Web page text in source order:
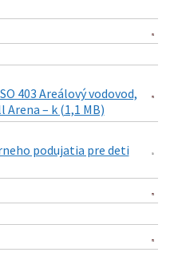
403 Areálový vodovod,
Arena – k (1,1 MB)
podujatia pre deti